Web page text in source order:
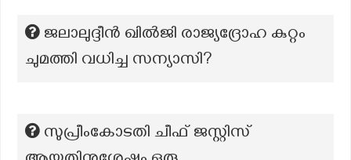
ജലാലുദ്ദീൻ ഖിൽജി രാജ്യദ്രോഹ കുറ്റം
ചുമത്തി വധിച്ച സന്യാസി?
സുപ്രീംകോടതി ചീഫ് ജസ്റ്റിസ്